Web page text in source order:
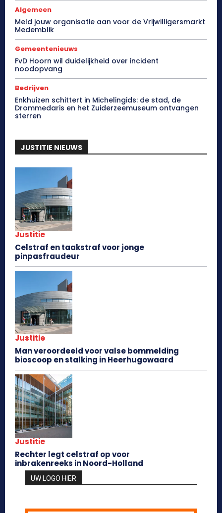
Algemeen
Meld jouw organisatie aan voor de Vrijwilligersmarkt
Medemblik
Gemeentenieuws
FvD Hoorn wil duidelijkheid over incident
noodopvang
Bedrijven
Enkhuizen schittert in Michelingids: de stad, de
Drommedaris en het Zuiderzeemuseum ontvangen
sterren
JUSTITIE NIEUWS
Justitie
Celstraf en taakstraf voor jonge
pinpasfraudeur
Justitie
Man veroordeeld voor valse bommelding
bioscoop en stalking in Heerhugowaard
Justitie
Rechter legt celstraf op voor
inbrakenreeks in Noord-Holland
UW LOGO HIER